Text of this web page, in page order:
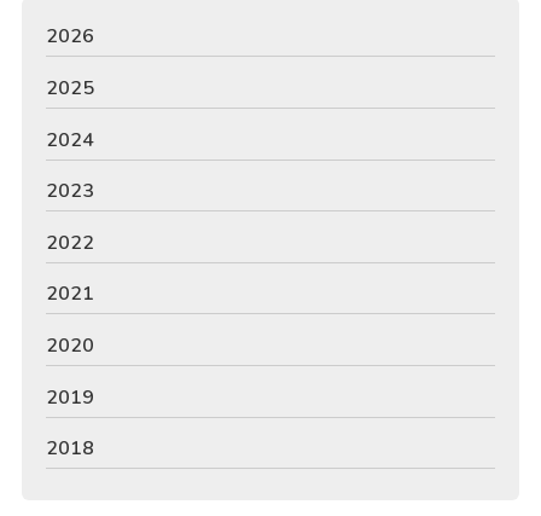
2026
2025
2024
2023
2022
2021
2020
2019
2018